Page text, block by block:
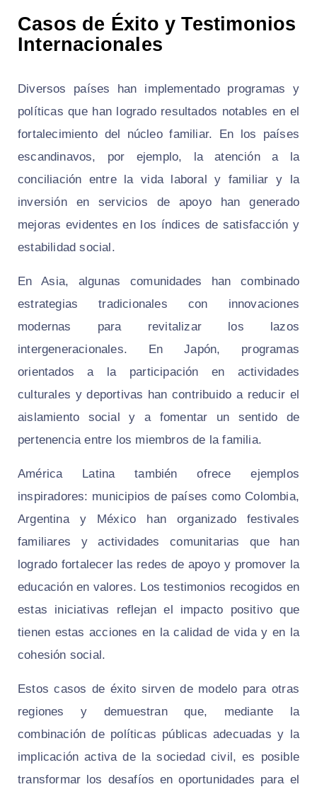
Casos de Éxito y Testimonios
Internacionales
Diversos países han implementado programas y
políticas que han logrado resultados notables en el
fortalecimiento del núcleo familiar. En los países
escandinavos, por ejemplo, la atención a la
conciliación entre la vida laboral y familiar y la
inversión en servicios de apoyo han generado
mejoras evidentes en los índices de satisfacción y
estabilidad social.
En Asia, algunas comunidades han combinado
estrategias tradicionales con innovaciones
modernas para revitalizar los lazos
intergeneracionales. En Japón, programas
orientados a la participación en actividades
culturales y deportivas han contribuido a reducir el
aislamiento social y a fomentar un sentido de
pertenencia entre los miembros de la familia.
América Latina también ofrece ejemplos
inspiradores: municipios de países como Colombia,
Argentina y México han organizado festivales
familiares y actividades comunitarias que han
logrado fortalecer las redes de apoyo y promover la
educación en valores. Los testimonios recogidos en
estas iniciativas reflejan el impacto positivo que
tienen estas acciones en la calidad de vida y en la
cohesión social.
Estos casos de éxito sirven de modelo para otras
regiones y demuestran que, mediante la
combinación de políticas públicas adecuadas y la
implicación activa de la sociedad civil, es posible
transformar los desafíos en oportunidades para el